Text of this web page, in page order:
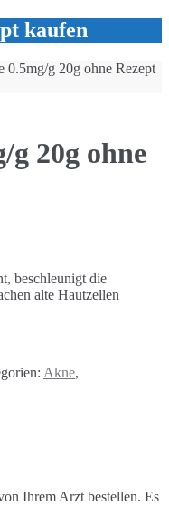
kaufen
0.5mg/g 20g ohne Rezept
20g ohne
beschleunigt die
alte Hautzellen
Akne,
Ihrem Arzt bestellen. Es